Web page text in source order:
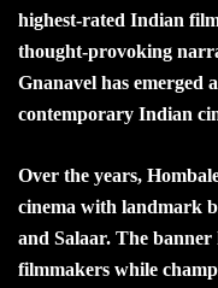
highest-rated Indian
thought-provoking
Gnanavel has emerged
contemporary Indian
Over the years,
cinema with landmark
and Salaar. The banner
filmmakers while